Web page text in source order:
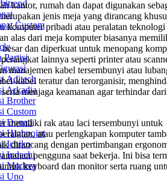
Custom
Partisi
Aditech
Arkadia
Brother
Custom
Donati
Highpoint
Ichiko
Indachi
Modera
Uno
kantor, rumah dan dapat digunakan
jenis meja yang dirancang
komputer pribadi atau peralatan teknologi
alas dari meja komputer biasanya
dan diperkuat untuk menopang
lainnya seperti printer atau
manajemen kabel tersembunyi atau
kabel teratur dan terorganisir,
menjaga keamanan agar terhindar
memiliki rak atau laci tersembunyi untuk
atau perlengkapan komputer
dirancang dengan pertimbangan
pengguna saat bekerja. Ini bisa
keyboard dan monitor serta ruang